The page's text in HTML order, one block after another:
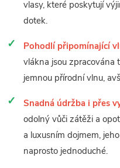
vlasy, které poskytují
dotek.
Pohodlí připomínající
vlákna jsou zpracována
jemnou přírodní vlnu,
Snadná údržba i přes
odolný vůči zátěži a
a luxusním dojmem,
naprosto jednoduché.